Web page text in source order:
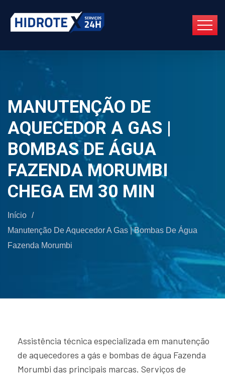
MANUTENÇÃO DE
AQUECEDOR A GAS |
BOMBAS DE ÁGUA
FAZENDA MORUMBI
CHEGA EM 30 MIN
Início /
Manutenção De Aquecedor A Gas | Bombas De Água
Fazenda Morumbi
Assistência técnica especializada em manutenção
de aquecedores a gás e bombas de água Fazenda
Morumbi das principais marcas. Serviços de